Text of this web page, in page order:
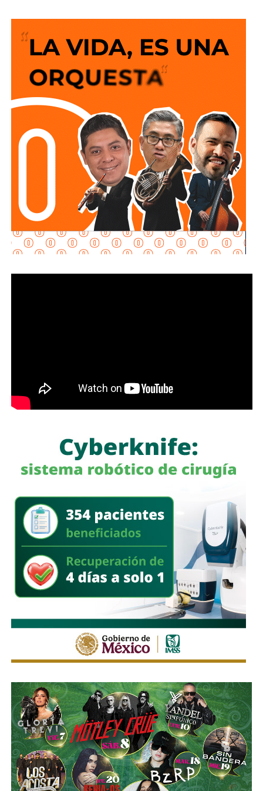
El Alcalde recordó que desde el anuncio de este programa
social “Lavanderías Gratuitas”, el mandatario estatal
manifestó el interés de que Soledad fuera de los primeros
municipios beneficiados, por lo que se expresó la
disposición del Ayuntamiento para colaborar en la
consolidación de este proyecto, el cual ahora comienza a
materializarse en un espacio del Sistema Municipal para
el Desarrollo Integral de la Familia (DIF) destinado al
bienestar de las familias.
de las familias, porque les permitirá ahorrar tiempo y
insumos incluidos, lo que beneficiará principalmente a
madres y padres de familia, personas adultas mayores y
comunitarios en favor del bienestar social.